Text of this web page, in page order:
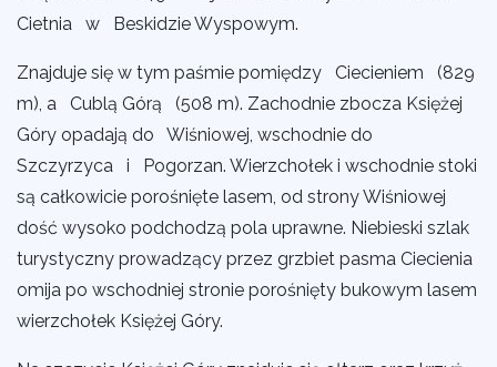
Cietnia w Beskidzie Wyspowym.
Znajduje się w tym paśmie pomiędzy Ciecieniem (829
m), a Cublą Górą (508 m). Zachodnie zbocza Księżej
Góry opadają do Wiśniowej, wschodnie do
Szczyrzyca i Pogorzan. Wierzchołek i wschodnie stoki
są całkowicie porośnięte lasem, od strony Wiśniowej
dość wysoko podchodzą pola uprawne. Niebieski szlak
turystyczny prowadzący przez grzbiet pasma Ciecienia
omija po wschodniej stronie porośnięty bukowym lasem
wierzchołek Księżej Góry.